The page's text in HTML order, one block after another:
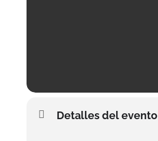
Detalles del evento